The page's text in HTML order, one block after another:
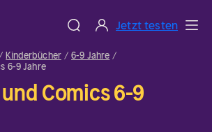
Jetzt testen
Kinderbücher
6-9 Jahre
6-9 Jahre
Comics 6-9